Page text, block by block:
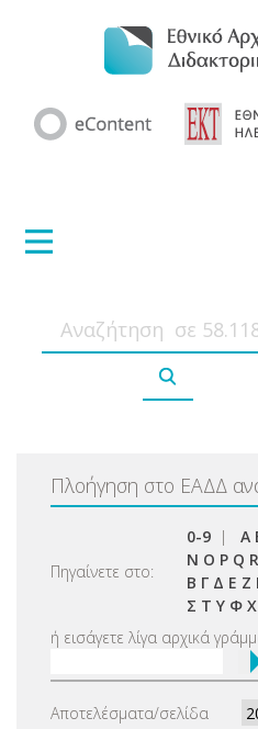
Πλοήγηση στο ΕΑΔΔ
Πηγαίνετε στο:
0-9 | A
N O P Q R
Β Γ Δ Ε Ζ
Σ Τ Υ Φ Χ
ή εισάγετε λίγα αρχικά
Αποτελέσματα/σελίδα